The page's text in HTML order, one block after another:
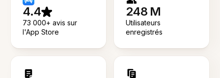
4.4
73 000+ avis sur
l'App Store
248 M
Utilisateurs
enregistrés